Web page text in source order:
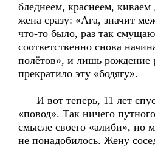
бледнеем, краснеем, киваем
жена сразу: «Ага, значит
что-то было, раз так
соответственно снова
полётов», и лишь рождение
прекратило эту «бодягу».
И вот теперь, 11 лет
«повод». Так ничего
смысле своего «алиби», но
не понадобилось. Жену